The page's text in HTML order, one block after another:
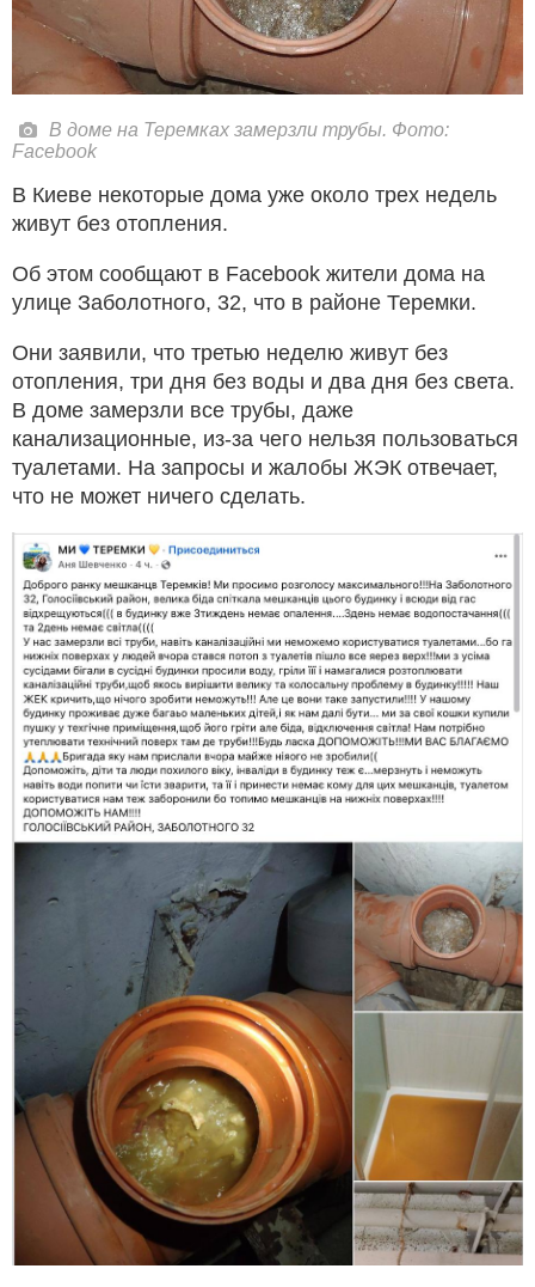
В доме на Теремках замерзли трубы. Фото:
Facebook
В Киеве некоторые дома уже около трех недель
живут без отопления.
Об этом сообщают в Facebook жители дома на
улице Заболотного, 32, что в районе Теремки.
Они заявили, что третью неделю живут без
отопления, три дня без воды и два дня без света.
В доме замерзли все трубы, даже
канализационные, из-за чего нельзя пользоваться
туалетами. На запросы и жалобы ЖЭК отвечает,
что не может ничего сделать.